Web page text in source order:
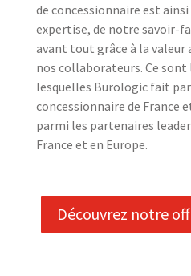
de concessionnaire est
expertise, de notre savoir-
avant tout grâce à la
nos collaborateurs. Ce sont
lesquelles Burologic fait
concessionnaire de France
parmi les partenaires
France et en Europe.
Découvrez notre